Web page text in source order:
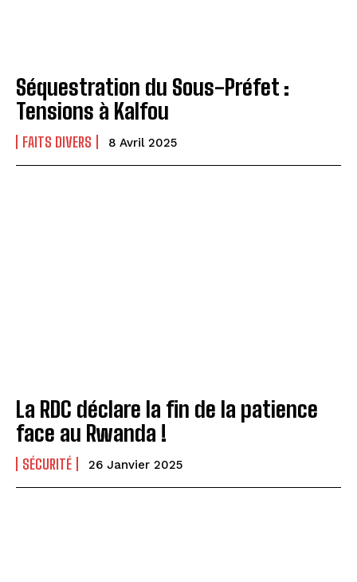
Séquestration du Sous-Préfet :
Tensions à Kalfou
FAITS DIVERS 8 Avril 2025
La RDC déclare la fin de la patience
face au Rwanda !
SÉCURITÉ 26 Janvier 2025